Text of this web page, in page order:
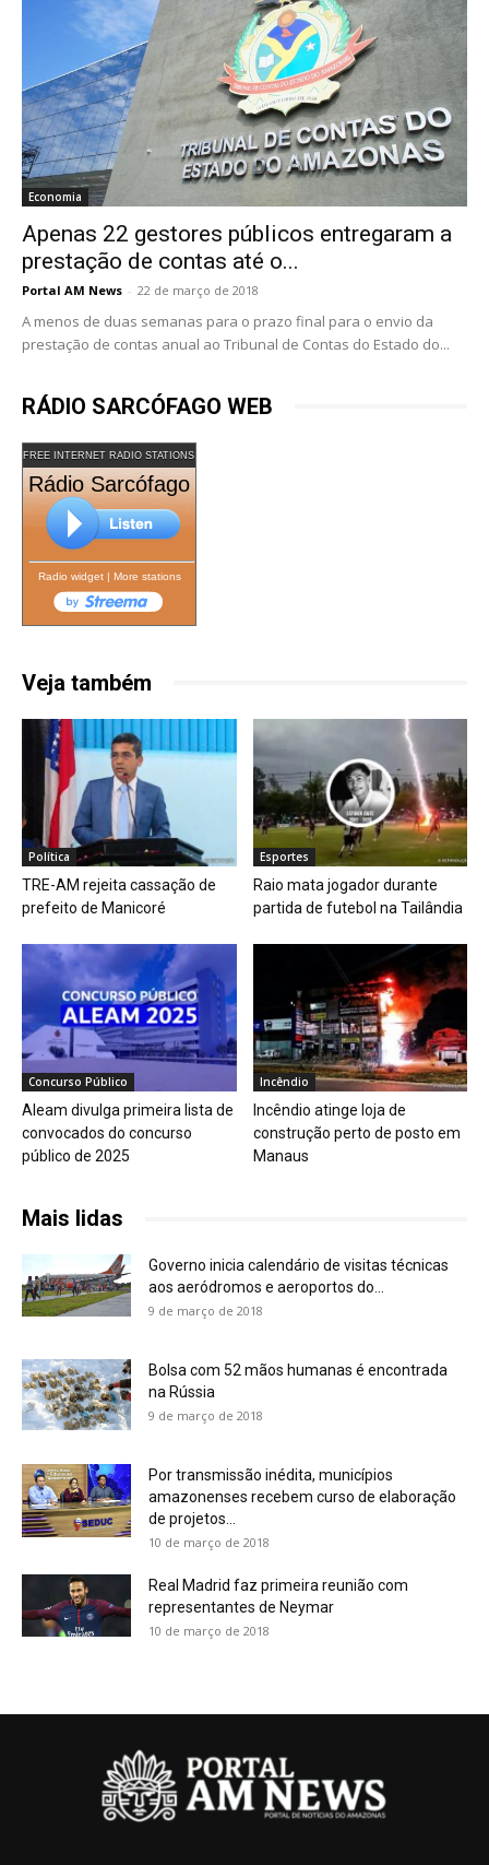
Economia
Apenas 22 gestores públicos entregaram a
prestação de contas até o...
Portal AM News - 22 de março de 2018
A menos de duas semanas para o prazo final para o envio da
prestação de contas anual ao Tribunal de Contas do Estado do...
RÁDIO SARCÓFAGO WEB
FREE INTERNET RADIO STATIONS
Rádio Sarcófago
Radio widget| More stations
Veja também
Política
TRE-AM rejeita cassação de
prefeito de Manicoré
Esportes
Raio mata jogador durante
partida de futebol na Tailândia
Concurso Público
Aleam divulga primeira lista de
convocados do concurso
público de 2025
Incêndio
Incêndio atinge loja de
construção perto de posto em
Manaus
Mais lidas
Governo inicia calendário de visitas técnicas
aos aeródromos e aeroportos do...
9 de março de 2018
Bolsa com 52 mãos humanas é encontrada
na Rússia
9 de março de 2018
Por transmissão inédita, municípios
amazonenses recebem curso de elaboração
de projetos...
10 de março de 2018
Real Madrid faz primeira reunião com
representantes de Neymar
10 de março de 2018